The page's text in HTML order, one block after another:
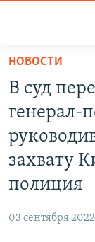
Вернуться
основному
содержанию
Вернутся
главной
навигации
СПЕЦПРОЕКТЫ
КАРТА
ЕЩЕ
КАК ОБОЙТИ
НОВОСТИ
В суд
генерал-
захвату
полиция
03 сентября